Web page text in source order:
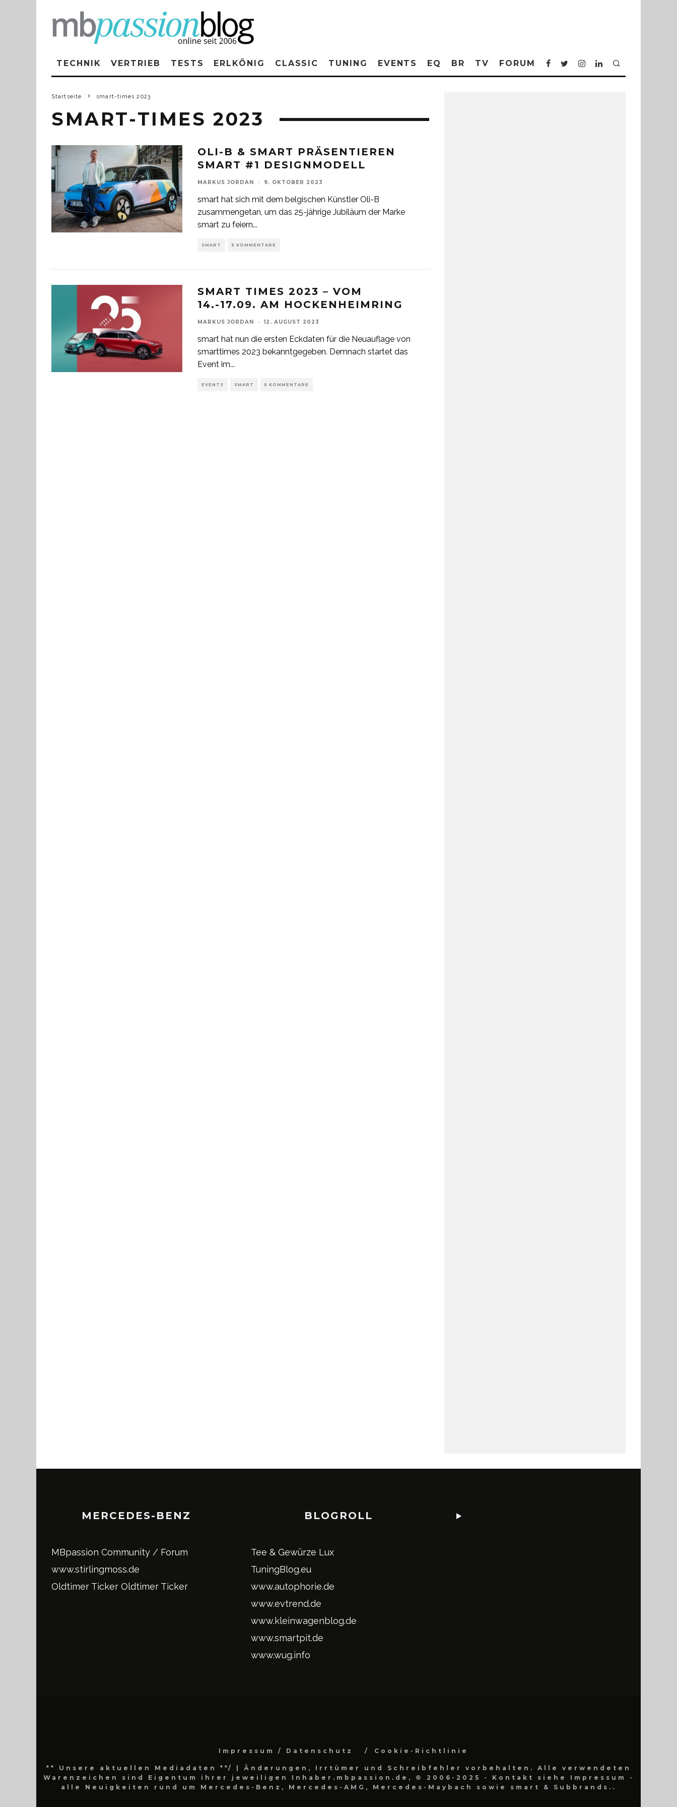
TECHNIK VERTRIEB TESTS ERLKÖNIG CLASSIC TUNING EVENTS EQ BR TV FORUM
Startseite smart-times 2023
SMART-TIMES 2023
OLI-B & SMART PRÄSENTIEREN
SMART #1 DESIGNMODELL
MARKUS JORDAN · 9. OKTOBER 2023
smart hat sich mit dem belgischen Künstler Oli-B
zusammengetan, um das 25-jährige Jubiläum der Marke
smart zu feiern...
SMART 5 KOMMENTARE
SMART TIMES 2023 – VOM
14.-17.09. AM HOCKENHEIMRING
MARKUS JORDAN · 12. AUGUST 2023
smart hat nun die ersten Eckdaten für die Neuauflage von
smarttimes 2023 bekanntgegeben. Demnach startet das
Event im...
EVENTS SMART 5 KOMMENTARE
MERCEDES-BENZ
MBpassion Community / Forum
www.stirlingmoss.de
Oldtimer Ticker Oldtimer Ticker
BLOGROLL
Tee & Gewürze Lux
TuningBlog.eu
www.autophorie.de
www.evtrend.de
www.kleinwagenblog.de
www.smartpit.de
www.wug.info
Impressum / Datenschutz Cookie-Richtlinie
** Unsere aktuellen Mediadaten **/
| Änderungen, Irrtümer und Schreibfehler vorbehalten. Alle verwendeten
Warenzeichen sind Eigentum ihrer jeweiligen Inhaber.mbpassion.de, © 2006-2025 - Kontakt siehe Impressum -
alle Neuigkeiten rund um Mercedes-Benz, Mercedes-AMG, Mercedes-Maybach sowie smart & Subbrands..